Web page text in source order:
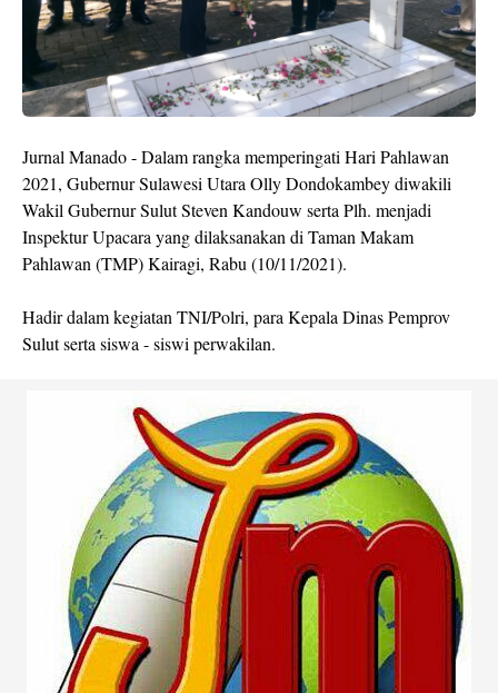
Jurnal Manado - Dalam rangka memperingati Hari Pahlawan
2021, Gubernur Sulawesi Utara Olly Dondokambey diwakili
Wakil Gubernur Sulut Steven Kandouw serta Plh. menjadi
Inspektur Upacara yang dilaksanakan di Taman Makam
Pahlawan (TMP) Kairagi, Rabu (10/11/2021).
Hadir dalam kegiatan TNI/Polri, para Kepala Dinas Pemprov
Sulut serta siswa - siswi perwakilan.